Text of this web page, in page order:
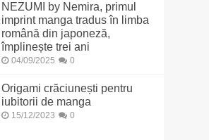
NEZUMI by Nemira, primul
imprint manga tradus în limba
română din japoneză,
împlinește trei ani
04/09/2025 0
Origami crăciunești pentru
iubitorii de manga
15/12/2023 0